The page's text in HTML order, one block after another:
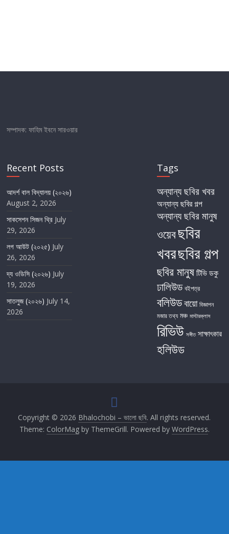
সম্পাদক: ফাহিম ইবনে সারওয়ার
Recent Posts
আদর্শ বাল বিদ্যালয় (২০২৬)
August 2, 2026
সাকসেশন সিজন থ্রি July
29, 2026
লগ আউট (২০২৫) July
26, 2026
দ্য ওডিসি (২০২৬) July
19, 2026
সাতলুজ (২০২৬) July 14,
2026
Tags
অন্যান্য ছবির খবর
অন্যান্য ছবির গল্প
অন্যান্য ছবির মানুষ
ওয়েবছবির
খবরছবির গল্প
ছবির মানুষটিভিডকু
ঢালিউড বইপত্র
বলিউডবায়ো বিজ্ঞাপন
মজার তথ্য মঞ্চ মাস্টারক্লাস
রিভিউ সঙ্গীত সাক্ষাৎকার
হলিউড
Copyright © 2026 Bhalochobi – ভালো ছবি. All rights reserved.
Theme: ColorMagby ThemeGrill. Powered by WordPress.